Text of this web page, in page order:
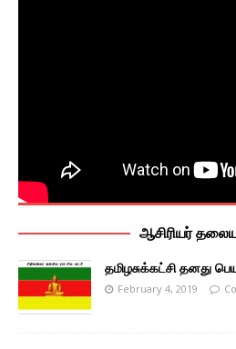
ஆசிரியர்
தமிழசுக்கட்சி தனது
February 4, 2019